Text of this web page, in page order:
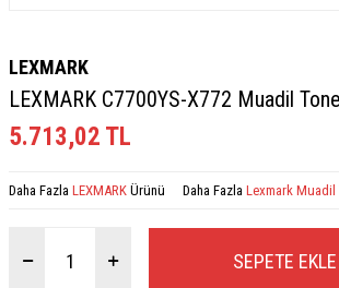
LEXMARK
LEXMARK C7700YS-X772 Muadil
5.713,02 TL
Daha Fazla LEXMARK Ürünü Daha Fazla Lexmark Muadil
SEPETE EKLE